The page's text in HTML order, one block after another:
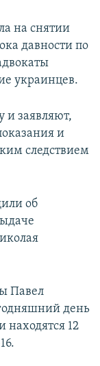
на снятии
давности по
украинцев.
и заявляют,
и
следствием
об
Павел
день
находятся 12